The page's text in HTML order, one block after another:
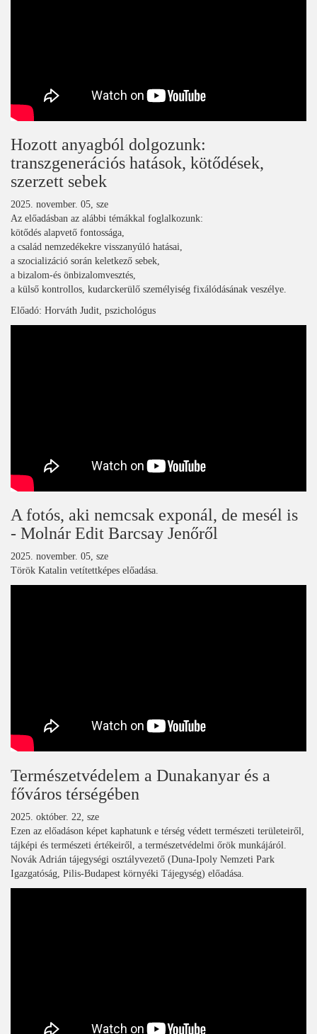
Hozott anyagból dolgozunk:
transzgenerációs hatások, kötődések,
szerzett sebek
2025. november. 05, sze
Az előadásban az alábbi témákkal foglalkozunk:
kötődés alapvető fontossága,
a család nemzedékekre visszanyúló hatásai,
a szocializáció során keletkező sebek,
a bizalom-és önbizalomvesztés,
a külső kontrollos, kudarckerülő személyiség fixálódásának veszélye.
Előadó: Horváth Judit, pszichológus
A fotós, aki nemcsak exponál, de mesél is
- Molnár Edit Barcsay Jenőről
2025. november. 05, sze
Török Katalin vetítettképes előadása.
Természetvédelem a Dunakanyar és a
főváros térségében
2025. október. 22, sze
Ezen az előadáson képet kaphatunk e térség védett természeti területeiről,
tájképi és természeti értékeiről, a természetvédelmi őrök munkájáról.
Novák Adrián tájegységi osztályvezető (Duna-Ipoly Nemzeti Park
Igazgatóság, Pilis-Budapest környéki Tájegység) előadása.